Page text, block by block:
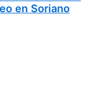
en Soriano